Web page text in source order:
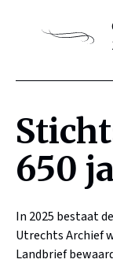
650
In 2025 bestaat
Utrechts Archief
Landbrief